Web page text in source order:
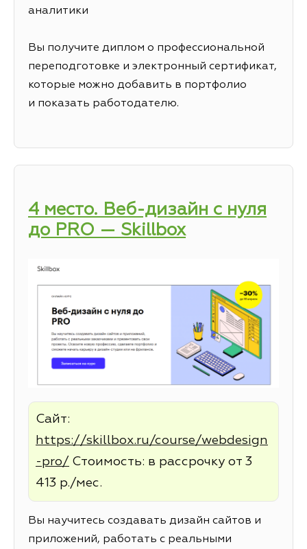
аналитики
Вы получите диплом о профессиональной
переподготовке и электронный сертификат,
которые можно добавить в портфолио
и показать работодателю.
4 место. Веб-дизайн с нуля
до PRO — Skillbox
Сайт:
https://skillbox.ru/course/webdesign
-pro/ Стоимость: в рассрочку от 3
413 р./мес.
Вы научитесь создавать дизайн сайтов и
приложений, работать с реальными